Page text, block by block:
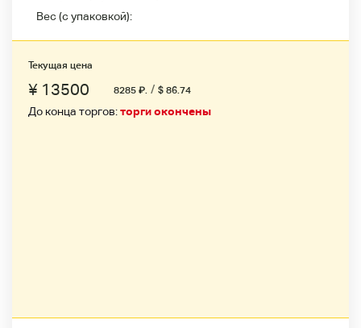
Вес (с упаковкой):
Текущая цена
¥ 13500 8285 ₽. / $ 86.74
До конца торгов:торги окончены